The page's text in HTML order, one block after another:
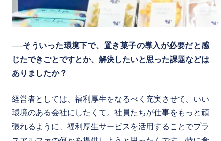
──そういった環境下で、置き菓子の導入が必要だと感
じたできごとですとか、解決したいと思った課題などは
ありましたか？
経営者としては、福利厚生をなるべく充実させて、いい
環境のある会社にしたくて。社員たちが仕事をもっと頑
張れるように、福利厚生サービスを活用することでプラ